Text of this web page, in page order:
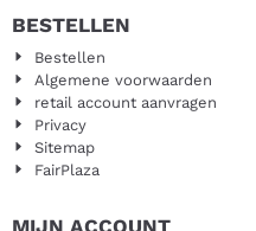
BESTELLEN
Bestellen
Algemene voorwaarden
retail account aanvragen
Privacy
Sitemap
FairPlaza
MIJN ACCOUNT